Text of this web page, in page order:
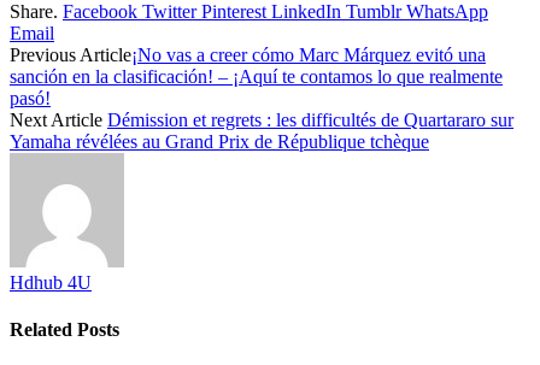
Share. Facebook Twitter Pinterest LinkedIn Tumblr WhatsApp
Email
Previous Article¡No vas a creer cómo Marc Márquez evitó una
sanción en la clasificación! – ¡Aquí te contamos lo que realmente
pasó!
Next Article Démission et regrets : les difficultés de Quartararo sur
Yamaha révélées au Grand Prix de République tchèque
Hdhub 4U
Related Posts